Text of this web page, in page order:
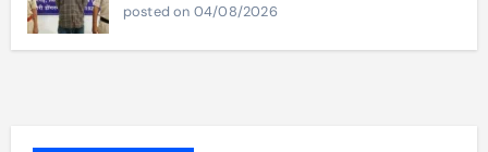
posted on 04/08/2026